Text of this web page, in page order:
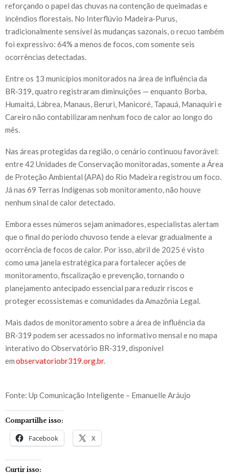
reforçando o papel das chuvas na contenção de queimadas e
incêndios florestais. No Interflúvio Madeira‑Purus,
tradicionalmente sensível às mudanças sazonais, o recuo também
foi expressivo: 64% a menos de focos, com somente seis
ocorrências detectadas.
Entre os 13 municípios monitorados na área de influência da
BR‑319, quatro registraram diminuições — enquanto Borba,
Humaitá, Lábrea, Manaus, Beruri, Manicoré, Tapauá, Manaquiri e
Careiro não contabilizaram nenhum foco de calor ao longo do
mês.
Nas áreas protegidas da região, o cenário continuou favorável:
entre 42 Unidades de Conservação monitoradas, somente a Área
de Proteção Ambiental (APA) do Rio Madeira registrou um foco.
Já nas 69 Terras Indígenas sob monitoramento, não houve
nenhum sinal de calor detectado.
Embora esses números sejam animadores, especialistas alertam
que o final do período chuvoso tende a elevar gradualmente a
ocorrência de focos de calor. Por isso, abril de 2025 é visto
como uma janela estratégica para fortalecer ações de
monitoramento, fiscalização e prevenção, tornando o
planejamento antecipado essencial para reduzir riscos e
proteger ecossistemas e comunidades da Amazônia Legal.
Mais dados de monitoramento sobre a área de influência da
BR‑319 podem ser acessados no informativo mensal e no mapa
interativo do Observatório BR‑319, disponível
emobservatoriobr319.org.br.
Fonte: Up Comunicação Inteligente – Emanuelle Aráujo
Compartilhe isso:
Facebook X
Curtir isso: